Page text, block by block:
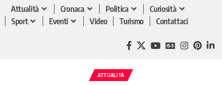
Attualità Cronaca Politica
Curiosità
Sport
Eventi Video Turismo Contattaci
ATTUALITÀ